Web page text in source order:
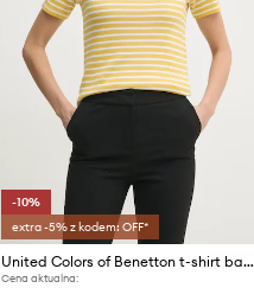
-10%
extra -5% z kodem: OFF*
United Colors of Benetton t-shirt bawełniany
Cena aktualna: